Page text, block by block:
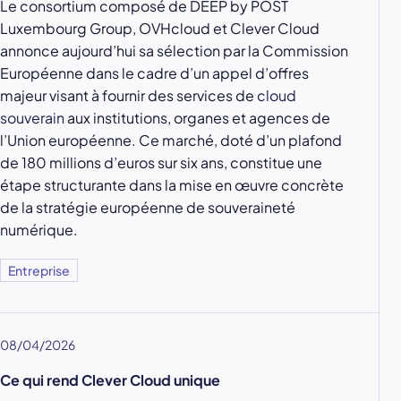
Le consortium composé de DEEP by POST
Luxembourg Group, OVHcloud et Clever Cloud
annonce aujourd’hui sa sélection par la Commission
Européenne dans le cadre d’un appel d’offres
majeur visant à fournir des services de cloud
souverainaux institutions, organes et agences de
l’Union européenne. Ce marché, doté d’un plafond
de 180 millions d’euros sur six ans, constitue une
étape structurante dans la mise en œuvre concrète
de la stratégie européenne de souveraineté
numérique.
Entreprise
08/04/2026
Ce qui rend Clever Cloud unique